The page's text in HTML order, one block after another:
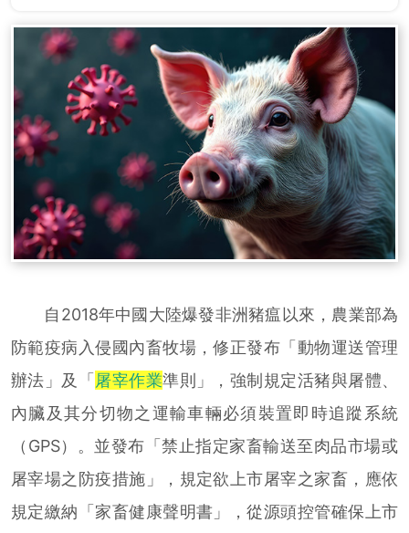
自2018年中國大陸爆發非洲豬瘟以來，農業部為
防範疫病入侵國內畜牧場，修正發布「動物運送管理
辦法」及「屠宰作業準則」，強制規定活豬與屠體、
內臟及其分切物之運輸車輛必須裝置即時追蹤系統
（GPS）。並發布「禁止指定家畜輸送至肉品市場或
屠宰場之防疫措施」，規定欲上市屠宰之家畜，應依
規定繳納「家畜健康聲明書」，從源頭控管確保上市